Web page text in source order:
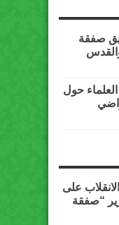
صفقة
حول
على
“صفقة